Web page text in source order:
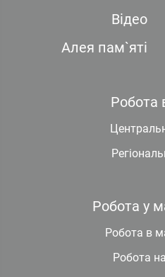
Відео
Алея пам`яті
Робота
Робота у
Робота в
Робота